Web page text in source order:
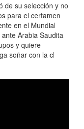
de su selección y no
para el certamen
en el Mundial
Arabia Saudita
y quiere
soñar con la cl